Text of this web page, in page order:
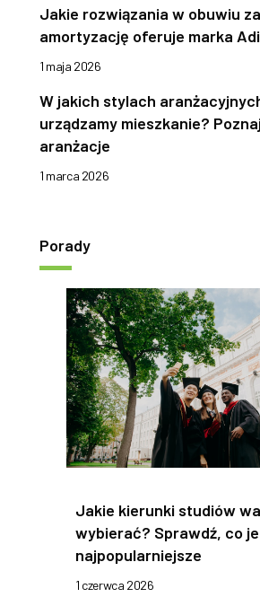
Jakie rozwiązania w obuwiu
amortyzację oferuje marka
1 maja 2026
W jakich stylach
urządzamy mieszkanie?
aranżacje
1 marca 2026
Porady
Jakie kierunki studiów
wybierać? Sprawdź, co
najpopularniejsze
1 czerwca 2026